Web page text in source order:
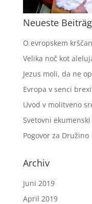
Neueste
O evropskem
Velika noč kot
Jezus moli, da ne
Evropa v senci
Uvod v molitveno
Svetovni
Pogovor za Družino
Archiv
Juni 2019
April 2019